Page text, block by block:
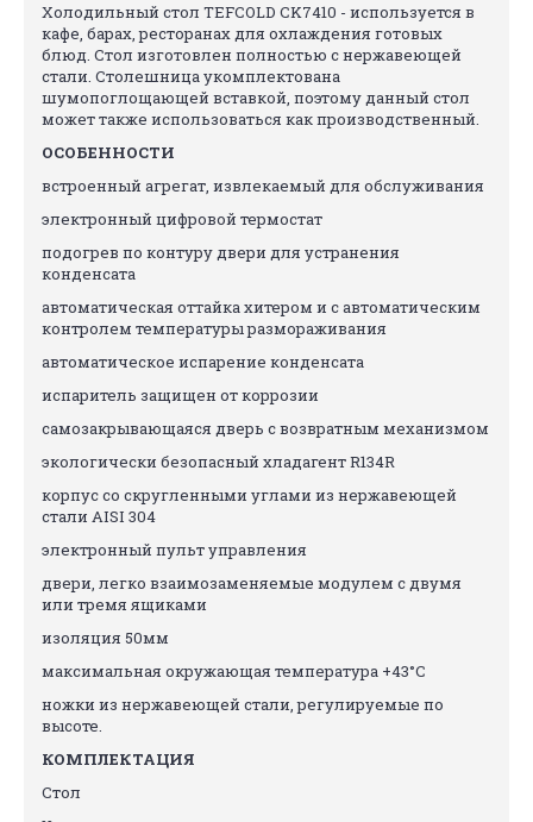
Холодильный стол TEFCOLD CK7410 - используется в
кафе, барах, ресторанах для охлаждения готовых
блюд. Стол изготовлен полностью с нержавеющей
стали. Столешница укомплектована
шумопоглощающей вставкой, поэтому данный стол
может также использоваться как производственный.
ОСОБЕННОСТИ
встроенный агрегат, извлекаемый для обслуживания
электронный цифровой термостат
подогрев по контуру двери для устранения
конденсата
автоматическая оттайка хитером и с автоматическим
контролем температуры размораживания
автоматическое испарение конденсата
испаритель защищен от коррозии
самозакрывающаяся дверь с возвратным механизмом
экологически безопасный хладагент R134R
корпус со скругленными углами из нержавеющей
стали AISI 304
электронный пульт управления
двери, легко взаимозаменяемые модулем с двумя
или тремя ящиками
изоляция 50мм
максимальная окружающая температура +43°C
ножки из нержавеющей стали, регулируемые по
высоте.
КОМПЛЕКТАЦИЯ
Стол